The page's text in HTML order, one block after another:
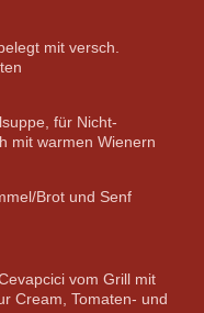
mit versch.
für Nicht-
mit warmen Wienern
Brot und Senf
vom Grill mit
Cream, Tomaten- und